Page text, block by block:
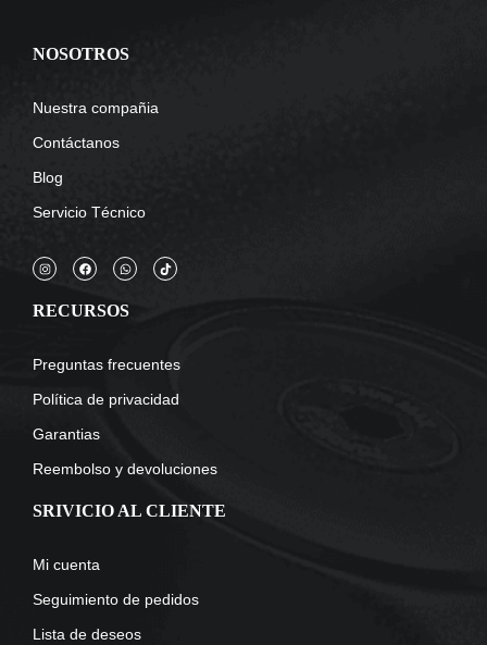
NOSOTROS
Nuestra compañia
Contáctanos
Blog
Servicio Técnico
RECURSOS
Preguntas frecuentes
Política de privacidad
Garantias
Reembolso y devoluciones
SRIVICIO AL CLIENTE
Mi cuenta
Seguimiento de pedidos
Lista de deseos